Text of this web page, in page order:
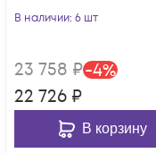
В наличии: 6 шт
23 758 ₽-4%
22 726 ₽
В корзину